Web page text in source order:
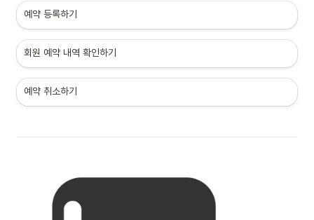
예약 등록하기
회원 예약 내역 확인하기
예약 취소하기